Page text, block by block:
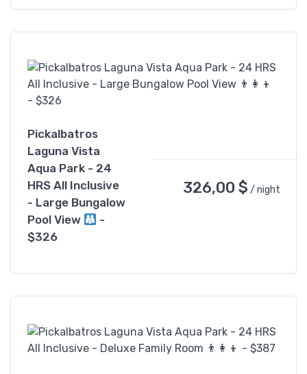
Pickalbatros
Laguna Vista
Aqua Park - 24
HRS All Inclusive
- Large Bungalow
Pool View
-
$326
326,00 $ / night